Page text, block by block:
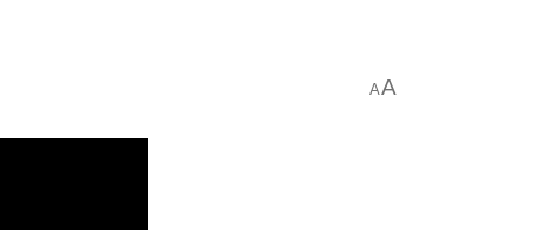
AA